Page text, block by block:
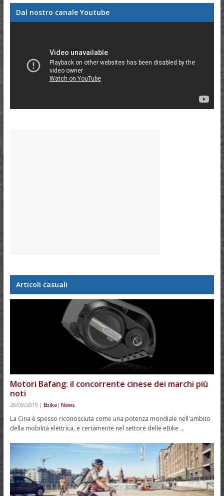
Dal nostro canale Youtube
Articoli casuali
Motori Bafang: il concorrente cinese dei marchi più
noti
26/09/2019 | Ebike| News
La Cina è spesso riconosciuta come una potenza mondiale nell'ambito
della mobilità elettrica, e certamente nel settore delle eBike …